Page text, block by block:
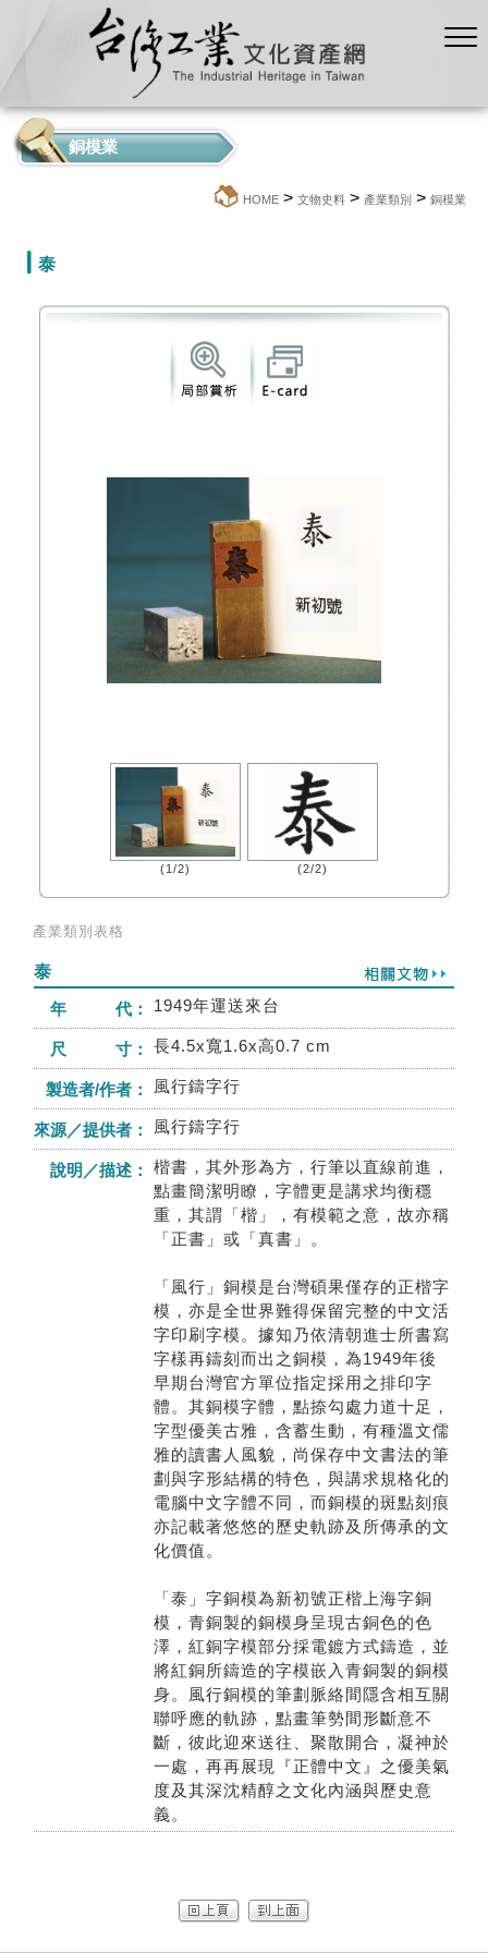
銅模業
HOME > 文物史料 > 產業類別 > 銅模業
泰
(1/2) (2/2)
產業類別表格
泰
年 代：
1949年運送來台
尺 寸： 長4.5x寬1.6x高0.7 cm
製造者/作者： 風行鑄字行
來源／提供者： 風行鑄字行
說明／描述：
楷書，其外形為方，行筆以直線前進，
點畫簡潔明瞭，字體更是講求均衡穩
重，其謂「楷」，有模範之意，故亦稱
「正書」或「真書」。
「風行」銅模是台灣碩果僅存的正楷字
模，亦是全世界難得保留完整的中文活
字印刷字模。據知乃依清朝進士所書寫
字樣再鑄刻而出之銅模，為1949年後
早期台灣官方單位指定採用之排印字
體。其銅模字體，點捺勾處力道十足，
字型優美古雅，含蓄生動，有種溫文儒
雅的讀書人風貌，尚保存中文書法的筆
劃與字形結構的特色，與講求規格化的
電腦中文字體不同，而銅模的斑點刻痕
亦記載著悠悠的歷史軌跡及所傳承的文
化價值。
「泰」字銅模為新初號正楷上海字銅
模，青銅製的銅模身呈現古銅色的色
澤，紅銅字模部分採電鍍方式鑄造，並
將紅銅所鑄造的字模嵌入青銅製的銅模
身。風行銅模的筆劃脈絡間隱含相互關
聯呼應的軌跡，點畫筆勢間形斷意不
斷，彼此迎來送往、聚散開合，凝神於
一處，再再展現『正體中文』之優美氣
度及其深沈精醇之文化內涵與歷史意
義。